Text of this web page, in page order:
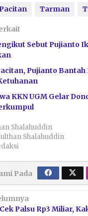
Tarman
Sebut Pujianto
Pujianto
KKN UGM Gelar
Shalahuddin
Shalahuddin
Pada
Palsu Rp3 Miliar,